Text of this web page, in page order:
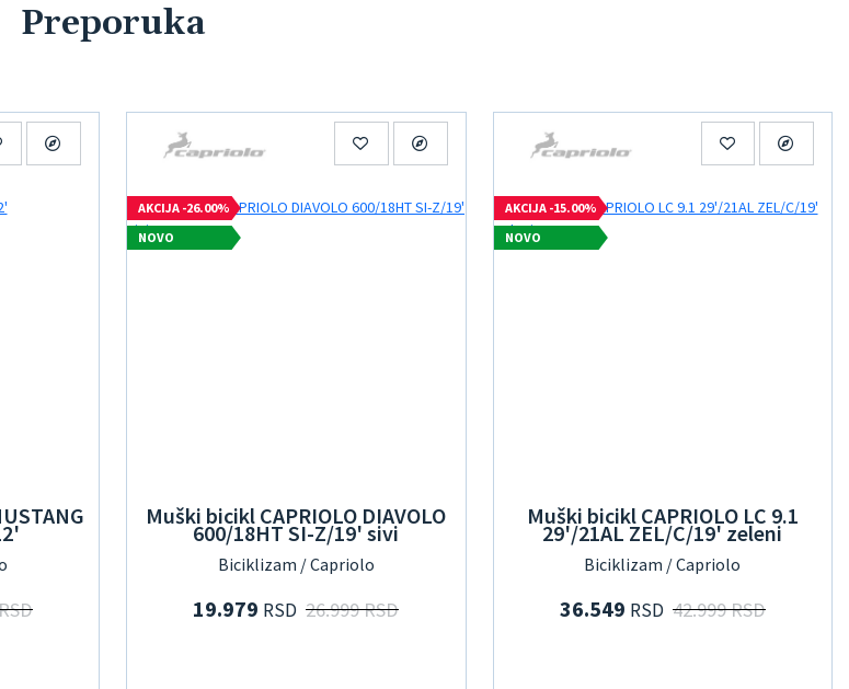
Preporuka
AKCIJA -26.00%
NOVO
Muški bicikl CAPRIOLO DIAVOLO
600/18HT SI-Z/19' sivi
Biciklizam / Capriolo
19.979 RSD 26.999 RSD
AKCIJA -15.00%
NOVO
Muški bicikl CAPRIOLO LC 9.1
29'/21AL ZEL/C/19' zeleni
Biciklizam / Capriolo
36.549 RSD 42.999 RSD